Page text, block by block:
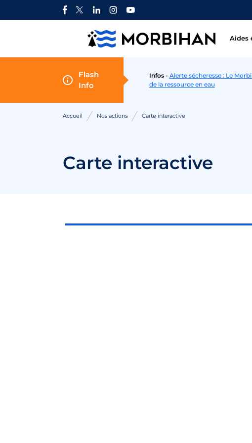
Aides
Flash
Info
Infos - Alerte sécheresse : Le
de la ressource en eau
Accueil Nos actions Carte interactive
Carte interactive